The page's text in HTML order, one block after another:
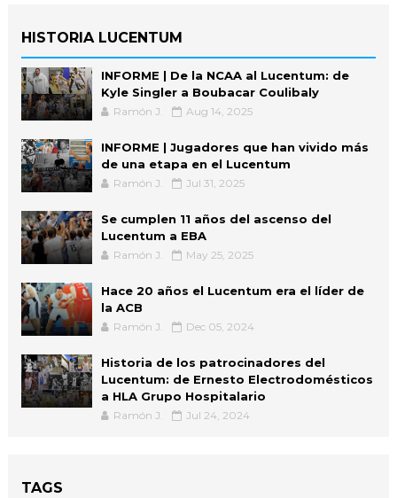
HISTORIA LUCENTUM
INFORME | De la NCAA al Lucentum: de
Kyle Singler a Boubacar Coulibaly
Ramón J. Aug 14, 2025
INFORME | Jugadores que han vivido más
de una etapa en el Lucentum
Ramón J. Jul 31, 2025
Se cumplen 11 años del ascenso del
Lucentum a EBA
Ramón J. May 25, 2025
Hace 20 años el Lucentum era el líder de
la ACB
Ramón J. Dec 05, 2024
Historia de los patrocinadores del
Lucentum: de Ernesto Electrodomésticos
a HLA Grupo Hospitalario
Ramón J. Jul 24, 2024
TAGS